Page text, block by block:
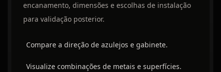
encanamento, dimensões e escolhas de instalação
para validação posterior.
Compare a direção de azulejos e gabinete.
Visualize combinações de metais e superfícies.